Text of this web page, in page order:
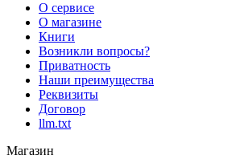
О сервисе
О магазине
Книги
Возникли вопросы?
Приватность
Наши преимущества
Реквизиты
Договор
llm.txt
Магазин